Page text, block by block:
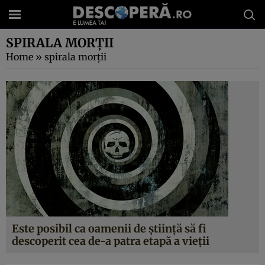
SPIRALA MORŢII
Home » spirala morţii
Este posibil ca oamenii de ştiinţă să fi
descoperit cea de-a patra etapă a vieţii